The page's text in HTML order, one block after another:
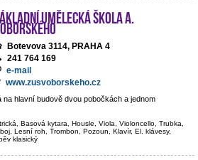
umělecká škola A.
Botevova 3114, PRAHA 4
241 764 169
e-mail
www.zusvoborskeho.cz
hlavní budově dvou pobočkách a jednom
Basová kytara, Housle, Viola, Violoncello, Trubka,
Lesní roh, Trombon, Pozoun, Klavír, El. klávesy,
klasický